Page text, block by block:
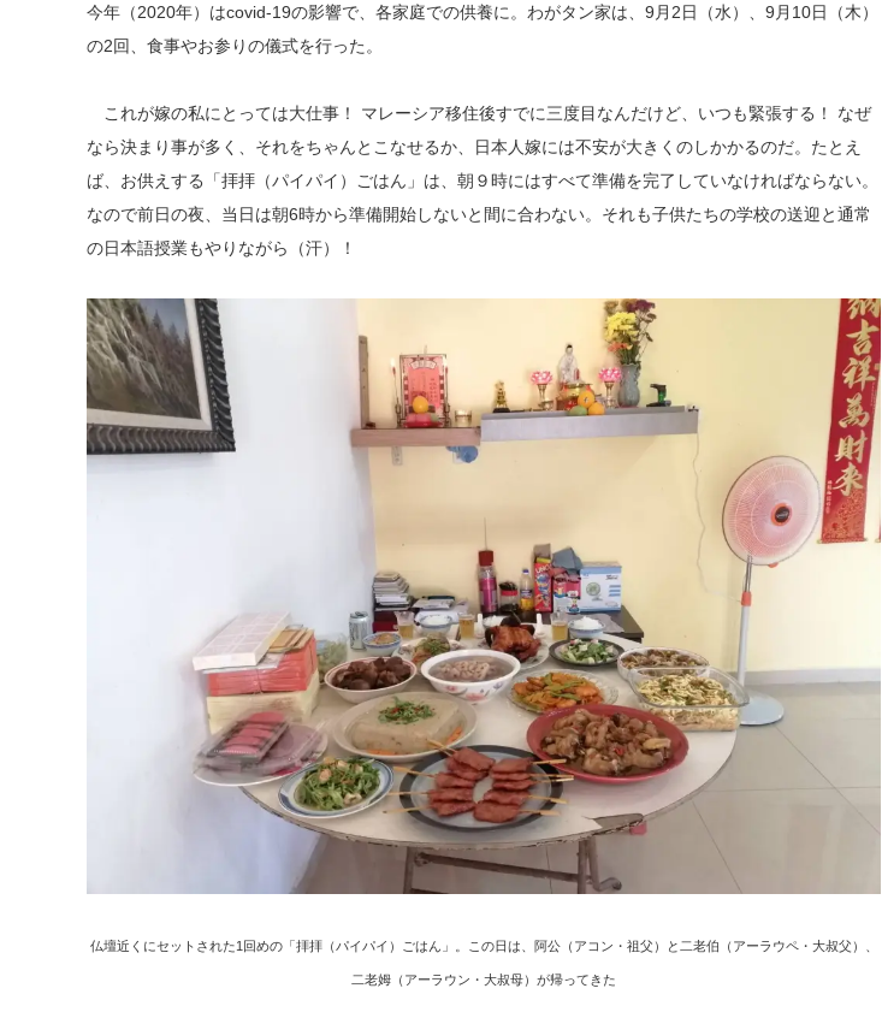
今年（2020年）はcovid-19の影響で、各家庭での供養に。わがタン家は、 9月2日（水）、9月10日（木）
の2回、食事やお参りの儀式を行った。
これが嫁の私にとっては大仕事！ マレーシア移住後すでに三度目なんだけど、いつも緊張する！ なぜ
なら決まり事が多く、それをちゃんとこなせるか、日本人嫁には不安が大きくのしかかるのだ。たとえ
ば、お供えする「拝拝（パイパイ）ごはん」は、朝９時にはすべて準備を完了していなければならない。
なので前日の夜、当日は朝6時から準備開始しないと間に合わない。それも子供たちの学校の送迎と通常
の日本語授業もやりながら（汗）！
仏壇近くにセットされた1回めの「拝拝（パイパイ）ごはん」。この日は、阿公（アコン・祖父）と二老伯（アーラウペ・大叔父）、
二老姆（アーラウン・大叔母）が帰ってきた